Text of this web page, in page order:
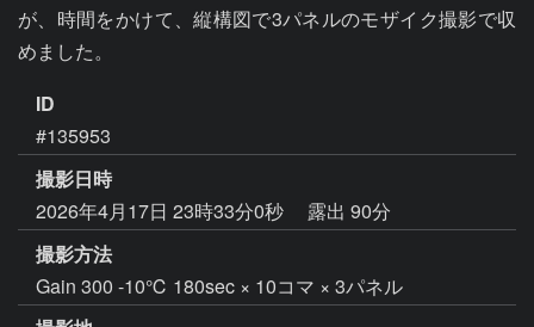
が、時間をかけて、縦構図で3パネルのモザイク撮影で収
めました。
ID
#135953
撮影日時
2026年4月17日 23時33分0秒
露出 90分
撮影方法
Gain 300 -10℃ 180sec × 10コマ × 3パネル